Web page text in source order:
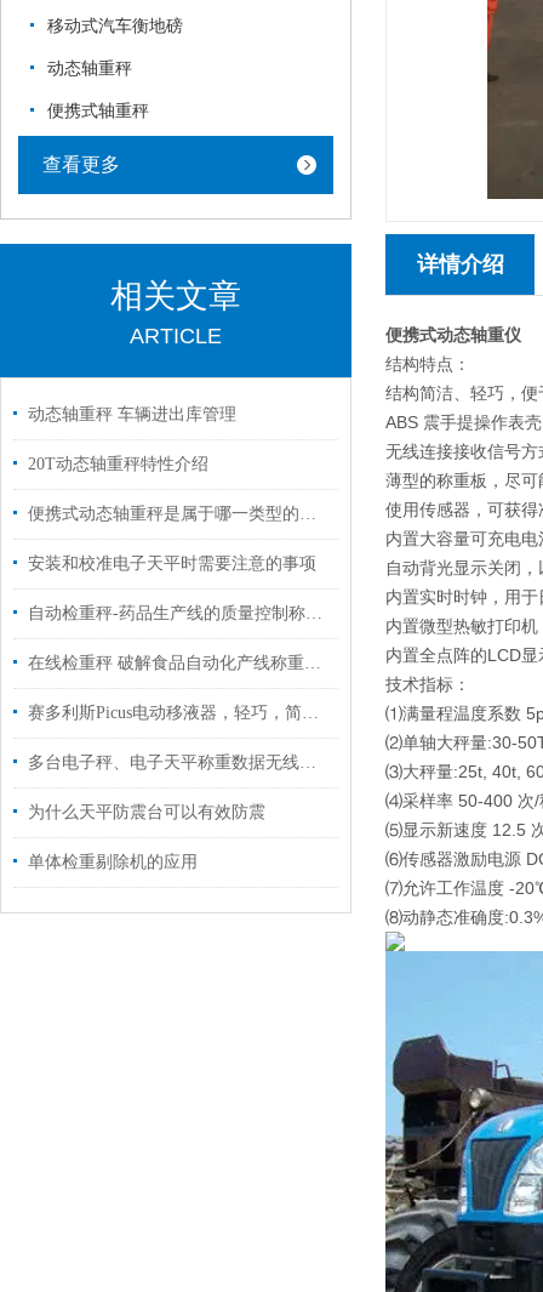
移动式汽车衡地磅
动态轴重秤
便携式轴重秤
查看更多
相关文章
ARTICLE
动态轴重秤 车辆进出库管理
20T动态轴重秤特性介绍
便携式动态轴重秤是属于哪一类型的称重设备?
安装和校准电子天平时需要注意的事项
自动检重秤-药品生产线的质量控制称重设备
在线检重秤 破解食品自动化产线称重痛点 重量管控精准化、高效化
赛多利斯Picus电动移液器，轻巧，简单易操作
多台电子秤、电子天平称重数据无线传输实现数据集中管理解决方案
为什么天平防震台可以有效防震
单体检重剔除机的应用
详情介绍
便携式动态轴重仪
结构特点：
结构简洁、轻巧，便
ABS 震手提操作表壳
无线连接接收信号
薄型的称重板，尽
使用传感器，可获得
内置大容量可充电
自动背光显示关闭
内置实时时钟，用
内置微型热敏打印
内置全点阵的LCD
技术指标：
⑴满量程温度系数
⑵单轴大秤量:30-
⑶大秤量:25t, 40t,
⑷采样率 50-400 次/
⑸显示新速度 12.5
⑹传感器激励电源
⑺允许工作温度 -
⑻动静态准确度